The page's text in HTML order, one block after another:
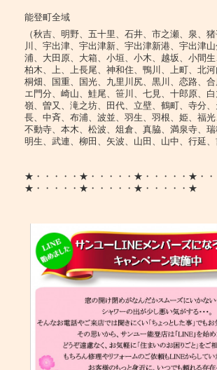
能登町全域
（秋吉、明野、五十里、石井、市之瀬、泉、
川、宇出津、宇出津新、宇出津新港、宇出津
浦、大田原、大箱、小垣、小木、越坂、小間生
柏木、上、上長尾、神和住、鴨川、上町、北河
桐畑、国重、国光、九里川尻、黒川、恋路、
エ門分、崎山、鮭尾、笹川、七見、十郎原、
嶺、曽又、滝之坊、田代、立壁、鶴町、寺分
長、中斉、布浦、波並、羽生、羽根、姫、福光
不動寺、本木、松波、俎倉、真脇、満泉寺、瑞
明生、武連、柳田、矢波、山田、山中、行延、
★・・・・・★・・・・・★・・・・・★・・
★・・・・・★・・・・・★・・・・・★